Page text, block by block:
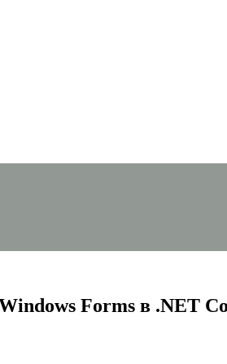
Forms в .NET